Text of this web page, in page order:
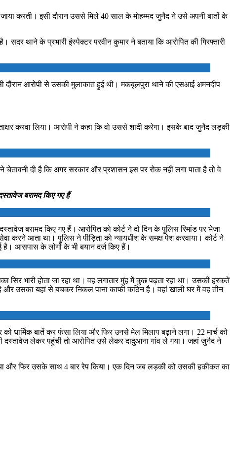
करती। इसी दौरान उससे मिले 40 साल के मोहम्मद जुनैद ने उसे अपनी बातों के
थाने के प्रभारी इंस्पेक्टर परवीन कुमार ने बताया कि आरोपित की गिरफ्तारी
दौरान आरोपी से उसकी मुलाकात हुई थी। मकबूलपुरा थाने की एसआई अमनदीप
करवा लिया। आरोपी ने कहा कि वो उससे शादी करेगा। इसके बाद जुनैद लड़की
दी है कि अगर सरकार और प्रशासन इस पर रोक नहीं लगा पाता है तो वे
बरामद किए गए हैं
बरामद किए गए हैं। आरोपित को कोर्ट ने दो दिन के पुलिस रिमांड पर भेजा
करने आता था। पुलिस ने पीड़िता को न्यायधीश के समक्ष पेश करवाया। कोर्ट ने
है। आसपास के लोगों के भी बयान दर्ज किए हैं।
सिर भारी होता जा रहा था। वह लगातार मुंह में कुछ पढ़ता रहा था। उसकी हरकतें
और उसका यहां से बचकर निकल पाना काफी कठिन है। वहां खाली घर में वह तीन
धार्मिक बातें कर फंसा लिया और फिर उनसे मेल मिलाप बढ़ाने लगा। 22 मार्च को
दस्तावेज लेकर पहुंची तो आरोपित उसे लेकर दादुआना गांव ले गया। जहां जुनैद ने
और फिर उसके साथ 4 बार रेप किया। एक दिन जब लड़की को उसकी हकीकत का